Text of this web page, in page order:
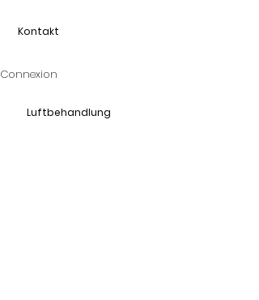
Kontakt
Connexion
Luftbehandlung